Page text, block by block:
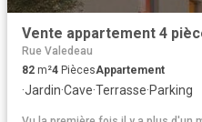
Vente appartement 4
Rue Valedeau
82 m²4 PiècesAppartement
·Jardin·Cave·Terrasse·Parking